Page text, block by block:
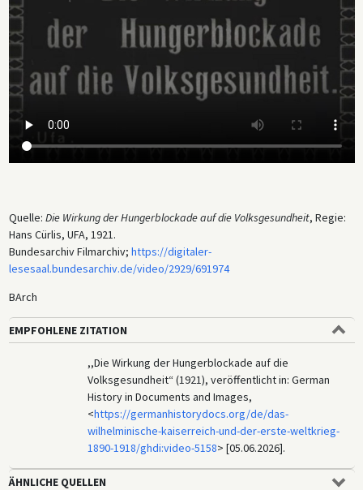
Quelle: Die Wirkung der Hungerblockade auf die Volksgesundheit, Regie:
Hans Cürlis, UFA, 1921.
Bundesarchiv Filmarchiv; https://digitaler-
lesesaal.bundesarchiv.de/video/2929/691974
BArch
EMPFOHLENE ZITATION
,,Die Wirkung der Hungerblockade auf die
Volksgesundheit“ (1921), veröffentlicht in: German
History in Documents and Images,
<https://germanhistorydocs.org/de/das-
wilhelminische-kaiserreich-und-der-erste-weltkrieg-
1890-1918/ghdi:video-5158> [05.06.2026].
ÄHNLICHE QUELLEN